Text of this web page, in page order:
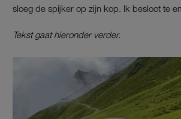
sloeg de spijker op zijn kop. Ik besloot te
Tekst gaat hieronder verder.